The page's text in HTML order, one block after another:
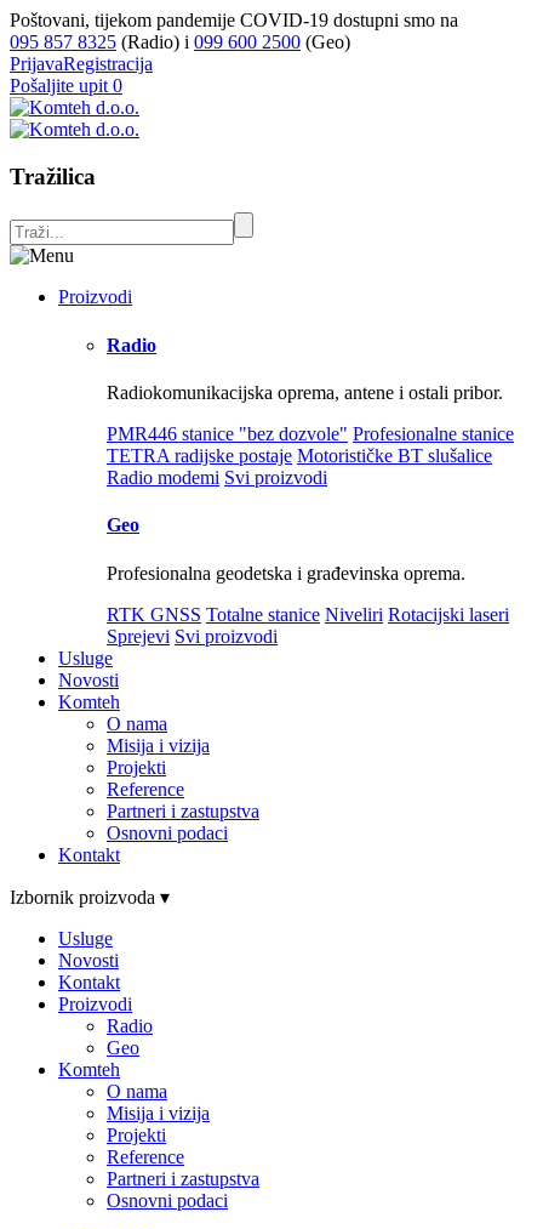
Poštovani, tijekom pandemije COVID-19 dostupni smo na
095 857 8325 (Radio) i 099 600 2500 (Geo)
PrijavaRegistracija
Pošaljite upit 0
Tražilica
Proizvodi
Radio
Radiokomunikacijska oprema, antene i ostali pribor.
PMR446 stanice "bez dozvole" Profesionalne stanice
TETRA radijske postaje Motorističke BT slušalice
Radio modemi Svi proizvodi
Geo
Profesionalna geodetska i građevinska oprema.
RTK GNSS Totalne stanice Niveliri Rotacijski laseri
Sprejevi Svi proizvodi
Usluge
Novosti
Komteh
O nama
Misija i vizija
Projekti
Reference
Partneri i zastupstva
Osnovni podaci
Kontakt
Izbornik proizvoda ▾
Usluge
Novosti
Kontakt
Proizvodi
Radio
Geo
Komteh
O nama
Misija i vizija
Projekti
Reference
Partneri i zastupstva
Osnovni podaci